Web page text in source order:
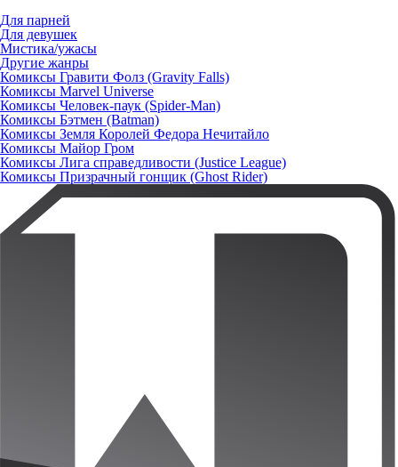
Для парней
Для девушек
Мистика/ужасы
Другие жанры
Комиксы Гравити Фолз (Gravity Falls)
Комиксы Marvel Universe
Комиксы Человек-паук (Spider-Man)
Комиксы Бэтмен (Batman)
Комиксы Земля Королей Федора Нечитайло
Комиксы Майор Гром
Комиксы Лига справедливости (Justice League)
Комиксы Призрачный гонщик (Ghost Rider)